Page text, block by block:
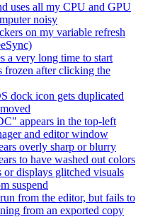
uses all my CPU and GPU
noisy
on my variable refresh
a very long time to start
frozen after clicking the
dock icon gets duplicated
appears in the top-left
and editor window
overly sharp or blurry
to have washed out colors
or displays glitched visuals
suspend
from the editor, but fails to
from an exported copy